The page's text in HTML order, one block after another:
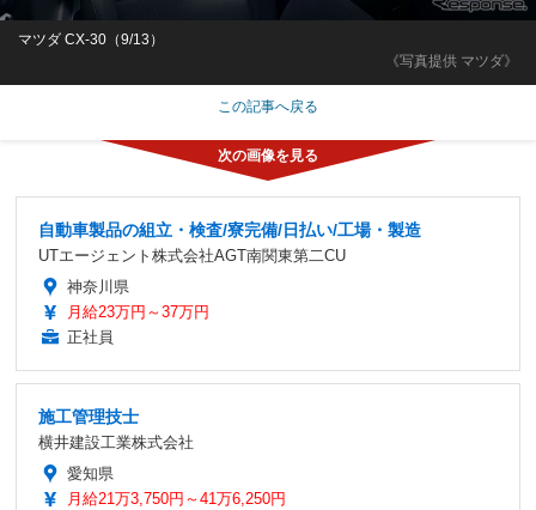
《写真提供 マツダ》
マツダ CX-30（9/13）
この記事へ戻る
自動車製品の組立・検査/寮完備/日払い/工場・製造
UTエージェント株式会社AGT南関東第二CU
神奈川県
月給23万円～37万円
正社員
施工管理技士
横井建設工業株式会社
愛知県
月給21万3,750円～41万6,250円